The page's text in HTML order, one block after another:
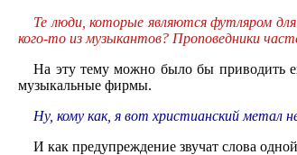
Те люди, которые являются футляром
кого-то из музыкантов? Проповедники
На эту тему можно было бы приводить
музыкальные фирмы.
Ну, кому как, я вот христианский метал
И как предупреждение звучат слова